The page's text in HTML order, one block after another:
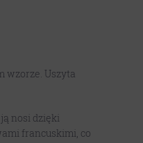
wzorze. Uszyta
nosi dzięki
francuskimi, co